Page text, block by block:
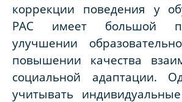
коррекции поведения у
РАС имеет большой
улучшении
повышении качества
социальной адаптации.
учитывать